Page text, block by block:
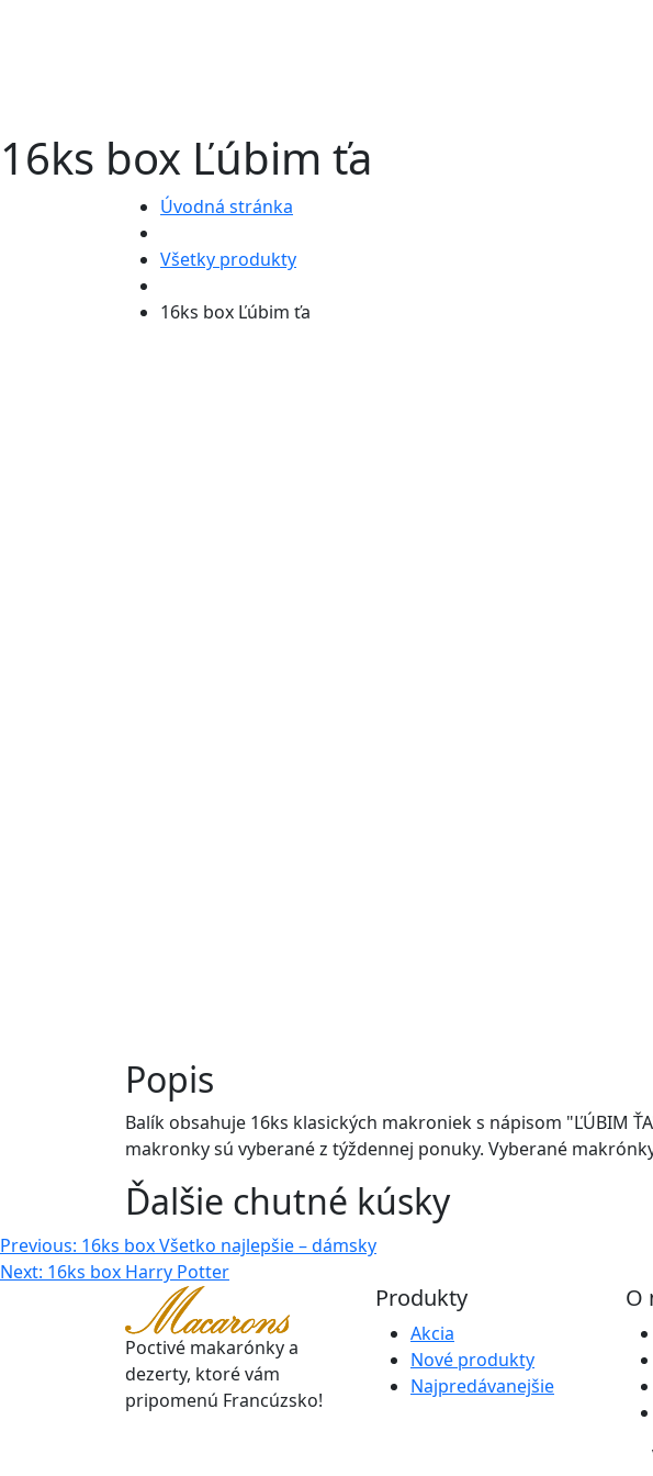
16ks box Ľúbim ťa
Úvodná stránka
Všetky produkty
16ks box Ľúbim ťa
Popis
Balík obsahuje 16ks klasických makroniek s nápisom "ĽÚBIM
makronky sú vyberané z týždennej ponuky. Vyberané
Ďalšie chutné kúsky
Navigácia
v
Previous: 16ks box Všetko najlepšie – dámsky
Next: 16ks box Harry Potter
Poctivé makarónky a
dezerty, ktoré vám
pripomenú Francúzsko!
Produkty
Akcia
Nové produkty
Najpredávanejšie
O